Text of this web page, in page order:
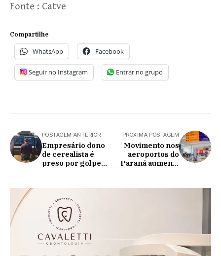
Fonte : Catve
Compartilhe
WhatsApp Facebook
Seguir no Instagram Entrar no grupo
POSTAGEM ANTERIOR
Empresário dono
de cerealista é
preso por golpes
PRÓXIMA POSTAGEM
Movimento nos
aeroportos do
Paraná aumenta
passageiros em